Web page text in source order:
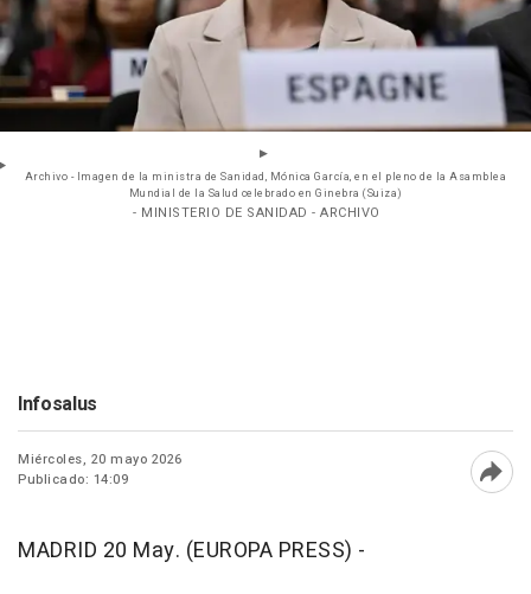
Archivo - Imagen de la ministra de Sanidad, Mónica García, en el pleno de la Asamblea
Mundial de la Salud celebrado en Ginebra (Suiza)
- MINISTERIO DE SANIDAD - ARCHIVO
Infosalus
Miércoles, 20 mayo 2026
Publicado: 14:09
MADRID 20 May. (EUROPA PRESS) -